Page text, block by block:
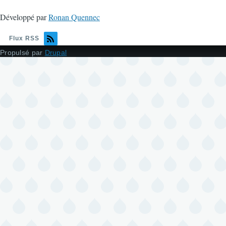
Développé parRonan Quennec
Flux RSS
Propulsé par Drupal